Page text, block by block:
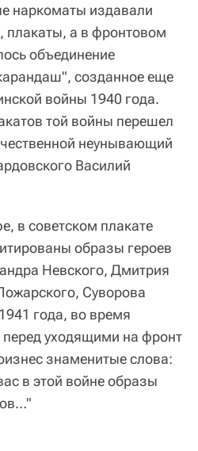
наркоматы издавали
плакаты, а в фронтовом
объединение
созданное еще
войны 1940 года.
той войны перешел
неунывающий
Василий
в советском плакате
образы героев
Невского, Дмитрия
Суворова
года, во время
перед уходящими на фронт
знаменитые слова:
в этой войне образы